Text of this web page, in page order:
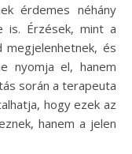
érdemes néhány
is. Érzések, mint a
megjelenhetnek, és
nyomja el, hanem
során a terapeuta
hogy ezek az
hanem a jelen